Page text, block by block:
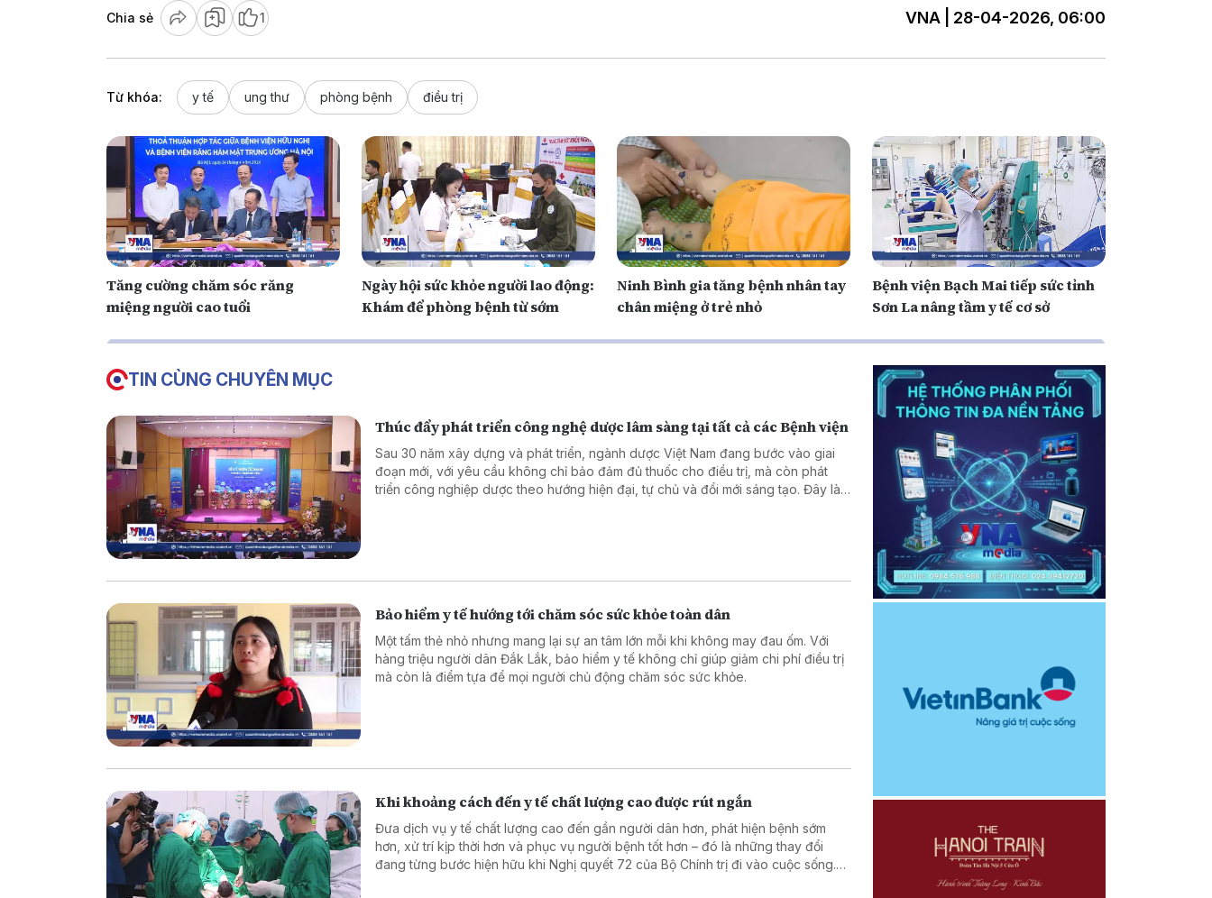
Chia sẻ 1 VNA | 28-04-2026, 06:00
Từ khóa: y tế ung thư phòng bệnh điều trị
Tăng cường chăm sóc răng
miệng người cao tuổi
Ngày hội sức khỏe người lao động:
Khám để phòng bệnh từ sớm
Ninh Bình gia tăng bệnh nhân tay
chân miệng ở trẻ nhỏ
Bệnh viện Bạch Mai tiếp sức tỉnh
Sơn La nâng tầm y tế cơ sở
TIN CÙNG CHUYÊN MỤC
Thúc đẩy phát triển công nghệ dược lâm sàng tại tất cả các Bệnh viện
Sau 30 năm xây dựng và phát triển, ngành dược Việt Nam đang bước vào giai
đoạn mới, với yêu cầu không chỉ bảo đảm đủ thuốc cho điều trị, mà còn phát
triển công nghiệp dược theo hướng hiện đại, tự chủ và đổi mới sáng tạo. Đây là
Bảo hiểm y tế hướng tới chăm sóc sức khỏe toàn dân
Một tấm thẻ nhỏ nhưng mang lại sự an tâm lớn mỗi khi không may đau ốm. Với
hàng triệu người dân Đắk Lắk, bảo hiểm y tế không chỉ giúp giảm chi phí điều trị
mà còn là điểm tựa để mọi người chủ động chăm sóc sức khỏe.
Khi khoảng cách đến y tế chất lượng cao được rút ngắn
Đưa dịch vụ y tế chất lượng cao đến gần người dân hơn, phát hiện bệnh sớm
hơn, xử trí kịp thời hơn và phục vụ người bệnh tốt hơn – đó là những thay đổi
đang từng bước hiện hữu khi Nghị quyết 72 của Bộ Chính trị đi vào cuộc sống.